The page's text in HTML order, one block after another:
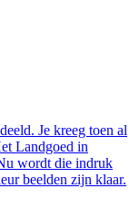
Je kreeg toen al
Landgoed in
wordt die indruk
beelden zijn klaar.